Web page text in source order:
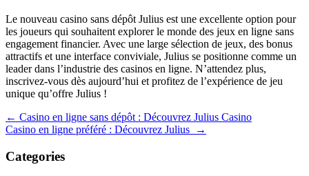
Le nouveau casino sans dépôt Julius est une excellente option pour
les joueurs qui souhaitent explorer le monde des jeux en ligne sans
engagement financier. Avec une large sélection de jeux, des bonus
attractifs et une interface conviviale, Julius se positionne comme un
leader dans l’industrie des casinos en ligne. N’attendez plus,
inscrivez-vous dès aujourd’hui et profitez de l’expérience de jeu
unique qu’offre Julius !
Navegación
de
entradas
← Casino en ligne sans dépôt : Découvrez Julius Casino
Casino en ligne préféré : Découvrez Julius
→
Categories